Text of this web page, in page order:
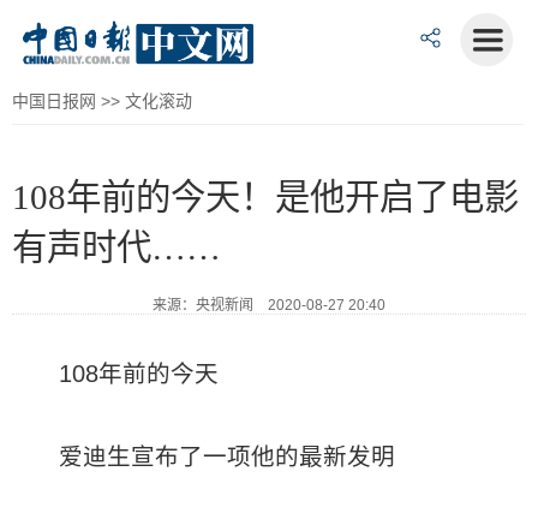
中国日报网 >> 文化滚动
108年前的今天！是他开启了电影
有声时代……
来源：央视新闻 2020-08-27 20:40
108年前的今天
爱迪生宣布了一项他的最新发明